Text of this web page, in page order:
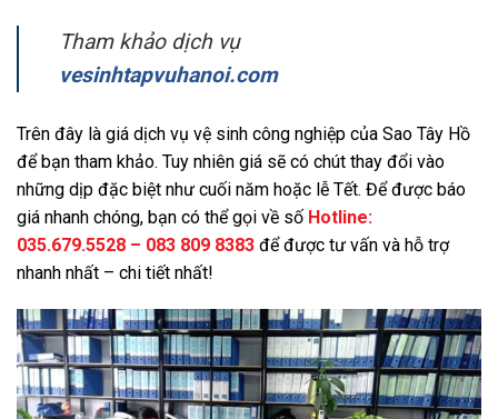
Tham khảo dịch vụ
vesinhtapvuhanoi.com
Trên đây là giá dịch vụ vệ sinh công nghiệp của Sao Tây Hồ
để bạn tham khảo. Tuy nhiên giá sẽ có chút thay đổi vào
những dịp đặc biệt như cuối năm hoặc lễ Tết. Để được báo
giá nhanh chóng, bạn có thể gọi về số Hotline:
035.679.5528 – 083 809 8383 để được tư vấn và hỗ trợ
nhanh nhất – chi tiết nhất!